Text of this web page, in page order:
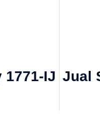
IJ Jual